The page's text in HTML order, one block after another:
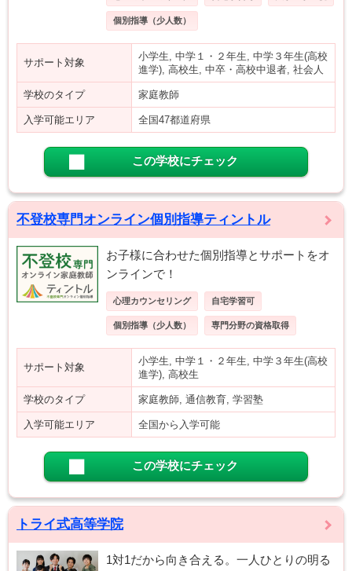
個別指導（少人数）
サポート対象
小学生, 中学１・２年生, 中学３年生(高校
進学), 高校生, 中卒・高校中退者, 社会人
学校のタイプ 家庭教師
入学可能エリア 全国47都道府県
この学校にチェック
不登校専門オンライン個別指導ティントル
お子様に合わせた個別指導とサポートをオ
ンラインで！
心理カウンセリング 自宅学習可
個別指導（少人数） 専門分野の資格取得
サポート対象
小学生, 中学１・２年生, 中学３年生(高校
進学), 高校生
学校のタイプ 家庭教師, 通信教育, 学習塾
入学可能エリア 全国から入学可能
この学校にチェック
トライ式高等学院
1対1だから向き合える。一人ひとりの明る